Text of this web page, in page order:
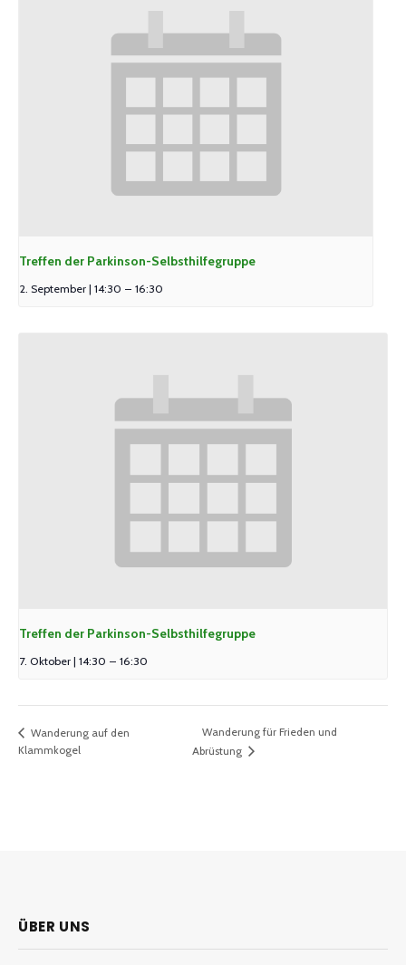
Treffen der Parkinson-Selbsthilfegruppe
2. September | 14:30 – 16:30
Treffen der Parkinson-Selbsthilfegruppe
7. Oktober | 14:30 – 16:30
Wanderung auf den
Klammkogel
Wanderung für Frieden und
Abrüstung
ÜBER UNS